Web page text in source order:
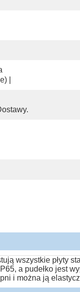
|
wszystkie
a pudełko jest
i można ją